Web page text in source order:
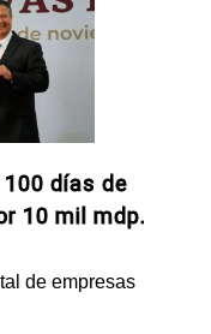
días de
10 mil mdp.
de empresas